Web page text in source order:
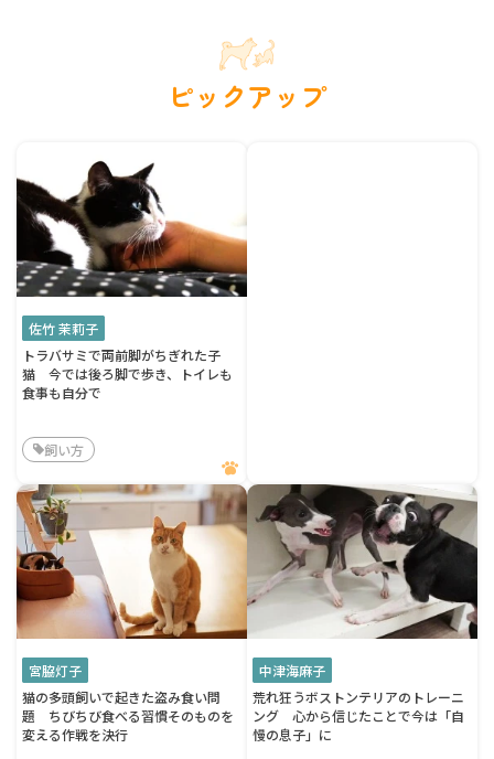
ピックアップ
佐竹 茉莉子
トラバサミで両前脚がちぎれた子
猫 今では後ろ脚で歩き、トイレも
食事も自分で
飼い方
宮脇灯子
猫の多頭飼いで起きた盗み食い問
題 ちびちび食べる習慣そのものを
変える作戦を決行
中津海麻子
荒れ狂うボストンテリアのトレーニ
ング 心から信じたことで今は「自
慢の息子」に